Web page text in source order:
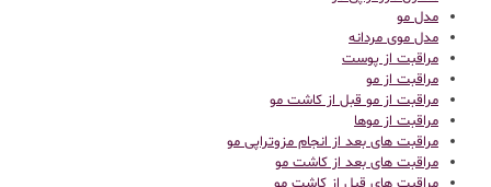
مدل مو
مدل موی مردانه
مراقبت از پوست
مراقبت از مو
مراقبت از مو قبل از کاشت مو
مراقبت از موها
مراقبت های بعد از انجام مزوتراپی مو
مراقبت های بعد از کاشت مو